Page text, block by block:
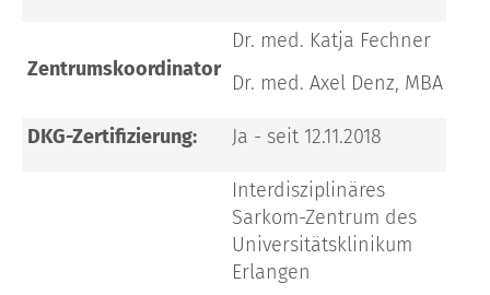
Zentrumskoordinator
Dr. med. Katja Fechner
Dr. med. Axel Denz, MBA
DKG-Zertifizierung: Ja - seit 12.11.2018
Interdisziplinäres
Sarkom-Zentrum des
Universitätsklinikum
Erlangen